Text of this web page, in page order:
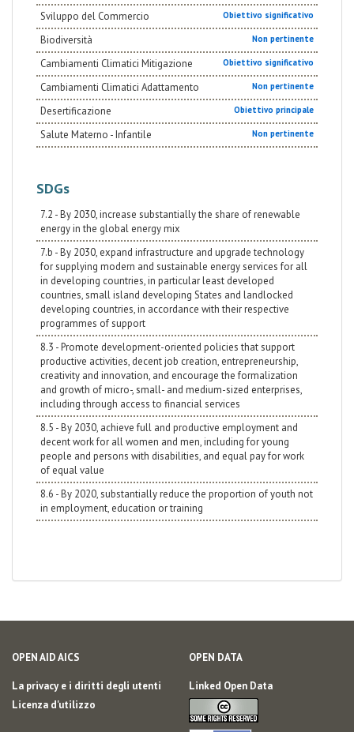
Sviluppo del Commercio Obiettivo significativo
Biodiversità Non pertinente
Cambiamenti Climatici Mitigazione Obiettivo significativo
Cambiamenti Climatici Adattamento Non pertinente
Desertificazione Obiettivo principale
Salute Materno - Infantile Non pertinente
SDGs
7.2 - By 2030, increase substantially the share of renewable
energy in the global energy mix
7.b - By 2030, expand infrastructure and upgrade technology
for supplying modern and sustainable energy services for all
in developing countries, in particular least developed
countries, small island developing States and landlocked
developing countries, in accordance with their respective
programmes of support
8.3 - Promote development-oriented policies that support
productive activities, decent job creation, entrepreneurship,
creativity and innovation, and encourage the formalization
and growth of micro-, small- and medium-sized enterprises,
including through access to financial services
8.5 - By 2030, achieve full and productive employment and
decent work for all women and men, including for young
people and persons with disabilities, and equal pay for work
of equal value
8.6 - By 2020, substantially reduce the proportion of youth not
in employment, education or training
OPEN AID AICS
La privacy e i diritti degli utenti
Licenza d'utilizzo
OPEN DATA
Linked Open Data